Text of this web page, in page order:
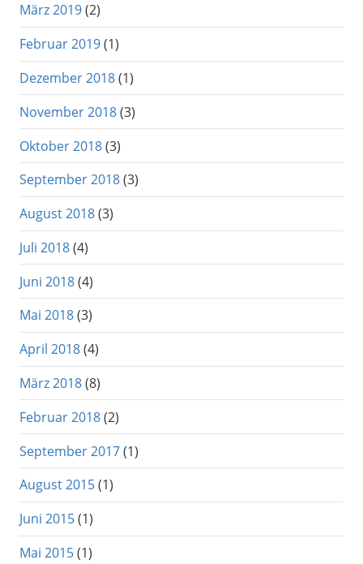
März 2019(2)
Februar 2019(1)
Dezember 2018(1)
November 2018(3)
Oktober 2018(3)
September 2018(3)
August 2018(3)
Juli 2018(4)
Juni 2018(4)
Mai 2018(3)
April 2018(4)
März 2018(8)
Februar 2018(2)
September 2017(1)
August 2015(1)
Juni 2015(1)
Mai 2015(1)